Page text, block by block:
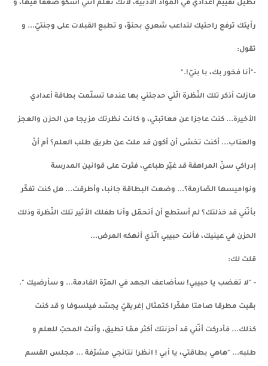
تطيل تقييم أعدادي في الموّاد الأدبيّة، لأنّك تعلم أنّني أشكو ضعفا فيها، و
رأيتك ترفع راحتيك لتداعب شعري بحنوّ، و تطبع القبلات على وجنتيّ... و
تقول:
-"أنا فخور بك، با بنيّ!."
مازلت أذكر تلك النّظرة الّتي حدجتني بها عندما تسلّمت بطاقة أعدادي
الأخيرة... كنت عاجزا عن معاتبتي، و كانت نظرتك مزيجا من الحزن والعجز
والعتاب... أكنت تخشى أن أكون قد ملت عن طريق طلب العلم؟ أم أنّ
إدراكي سنّ المراهقة قد غيّر طباعي، فثرت على قوانين المدرسة
ونواميسها الصّارمة؟... وضعت البطاقة جانبا، وأطرقت... هل كنت تفكّر
بأنّني قد خذلتك؟ لم أستطع أن أتحمّل وأنا طفلك الأثير تلك النّظرة وذلك
الحزن في عينيك، فأنت حبيبي الّذي أنهكه المرض...
قلت لك:
- "لا تغضب يا حبيبي! سأضاعف الجهد في المرّة القادمة... و سأرضيك ".
بقيت مطرقا صامتا مفكّرا كتمثال إغريقيّ يجسّد فيلسوفا و قد كنت
كذلك... فأدركت أنّني قد أحزنتك أكثر ممّا تطيق، وأنت المحبّ للعلم و
طلبه... "هاهي بطاقتي، يا أبي ! انظر! نتائجي مشرّفة ... مجلس القسم